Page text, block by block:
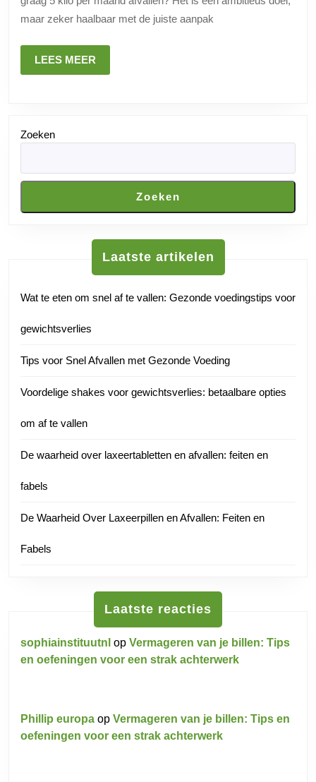
Kilo
Per
Maand
Afvallen?
maar zeker haalbaar met de juiste aanpak
LEES MEER
MEER
Zoeken
Zoeken
Laatste artikelen
Wat te eten om snel af te vallen: Gezonde voedingstips voor
gewichtsverlies
Tips voor Snel Afvallen met Gezonde Voeding
Voordelige shakes voor gewichtsverlies: betaalbare opties
om af te vallen
De waarheid over laxeertabletten en afvallen: feiten en
fabels
De Waarheid Over Laxeerpillen en Afvallen: Feiten en
Fabels
Laatste reacties
sophiainstituutnl op Vermageren van je billen: Tips
en oefeningen voor een strak achterwerk
Phillip europa op Vermageren van je billen: Tips en
oefeningen voor een strak achterwerk